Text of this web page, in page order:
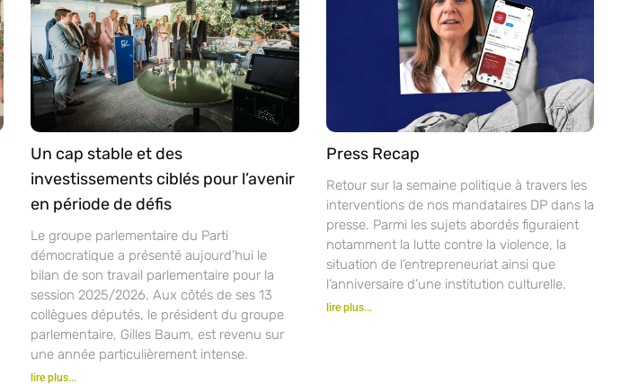
Un cap stable et des
investissements ciblés pour l’avenir
en période de défis
Le groupe parlementaire du Parti
démocratique a présenté aujourd’hui le
bilan de son travail parlementaire pour la
session 2025/2026. Aux côtés de ses 13
collègues députés, le président du groupe
parlementaire, Gilles Baum, est revenu sur
une année particulièrement intense.
lire plus...
Press Recap
Retour sur la semaine politique à travers les
interventions de nos mandataires DP dans la
presse. Parmi les sujets abordés figuraient
notamment la lutte contre la violence, la
situation de l’entrepreneuriat ainsi que
l’anniversaire d’une institution culturelle.
lire plus...